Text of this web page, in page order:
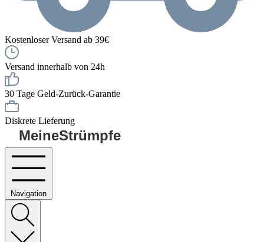
Kostenloser Versand ab 39€
Versand innerhalb von 24h
30 Tage Geld-Zurück-Garantie
Diskrete Lieferung
MeineStrümpfe
Navigation